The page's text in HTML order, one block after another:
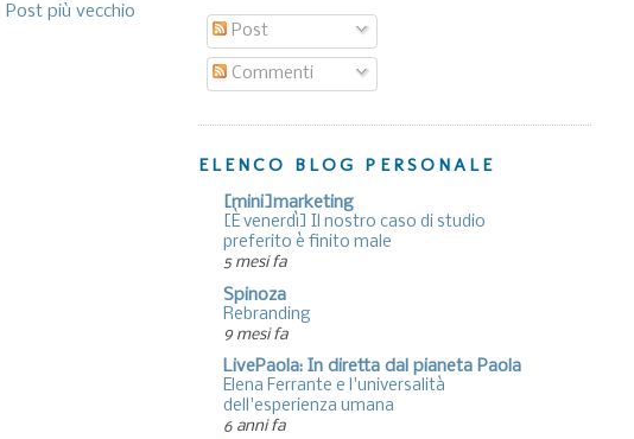
Post più vecchio
Post
Commenti
ELENCO BLOG PERSONALE
[mini]marketing
[È venerdì] Il nostro caso di studio
preferito è finito male
5 mesi fa
Spinoza
Rebranding
9 mesi fa
LivePaola: In diretta dal pianeta Paola
Elena Ferrante e l'universalità
dell'esperienza umana
6 anni fa